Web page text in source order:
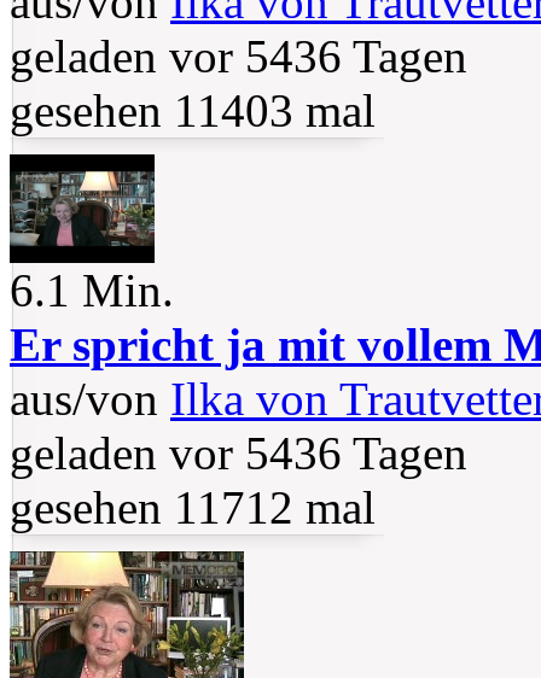
geladen vor 5436 Tagen
gesehen 11403 mal
6.1 Min.
Er spricht ja mit vollem
aus/von Ilka von
geladen vor 5436 Tagen
gesehen 11712 mal